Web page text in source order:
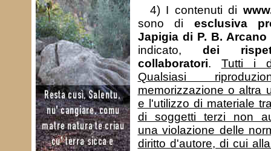
4) I contenuti di
sono di esclusiva
Japigia di P. B. Arcano
indicato, dei
collaboratori. Tutti i
Qualsiasi
memorizzazione o altra
e l'utilizzo di materiale
di soggetti terzi non
una violazione delle
diritto d'autore, di cui